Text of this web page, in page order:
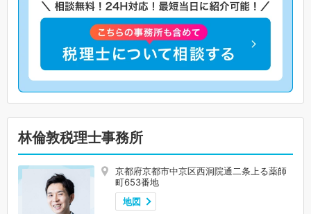
林倫敦税理士事務所
京都府京都市中京区西洞院通二条上る薬師
町653番地
地図